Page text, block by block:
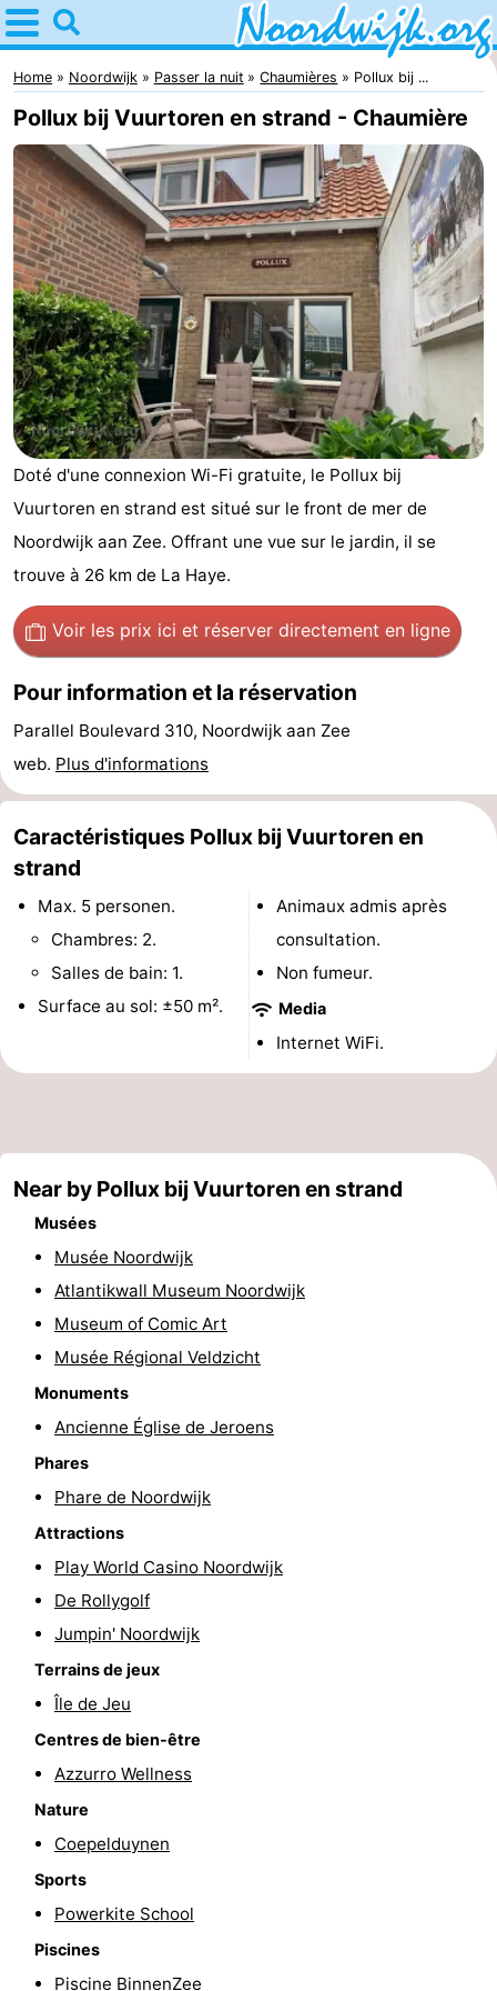
Home
Noordwijk
Astuces
Avec
les
enfants
Passer
la
nuit
Appartements
Campings
Chambre
d'hôtes
Chaumières
-
Gouden
Spar
De
Noordduinen
-
Duinresort
-
Duinen
Parc
du
Soleil
Hôtels
Last
minutes
Plages
Voir
faire
d'intérêt
Monuments
-
vue
Croisières
Aires
jeux
intérieures
bien-
être
Villages
villes
Nature
Sports
Piscines
Faire
vélo
Équitation
Surfen
Peche
Sportive
Equitation
Boire
Home Noordwijk Passer la nuit Chaumières Pollux bij ...
Pollux bij Vuurtoren en strand - Chaumière
Doté d'une connexion Wi-Fi gratuite, le Pollux bij
Vuurtoren en strand est situé sur le front de mer de
Noordwijk aan Zee. Offrant une vue sur le jardin, il se
trouve à 26 km de La Haye.
Voir les prix ici et réserver directement en ligne
Pour information et la réservation
Parallel Boulevard 310, Noordwijk aan Zee
web. Plus d'informations
Caractéristiques Pollux bij Vuurtoren en
strand
Max. 5 personen.
Chambres: 2.
Salles de bain: 1.
Surface au sol: ±50 m².
Animaux admis après
consultation.
Non fumeur.
Media
Internet WiFi.
Near by Pollux bij Vuurtoren en strand
Musées
Musée Noordwijk
Atlantikwall Museum Noordwijk
Museum of Comic Art
Musée Régional Veldzicht
Monuments
Ancienne Église de Jeroens
Phares
Phare de Noordwijk
Attractions
Play World Casino Noordwijk
De Rollygolf
Jumpin' Noordwijk
Terrains de jeux
Île de Jeu
Centres de bien-être
Azzurro Wellness
Nature
Coepelduynen
Sports
Powerkite School
Piscines
Piscine BinnenZee